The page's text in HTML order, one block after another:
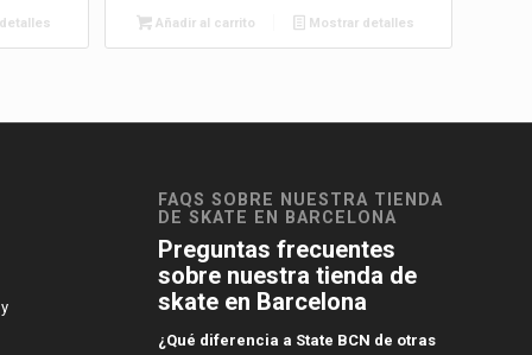
Añadir al carrito Mostrar detalles
FAQS SOBRE NUESTRA TIENDA
DE SKATE EN BARCELONA
Preguntas frecuentes
sobre nuestra tienda de
skate en Barcelona
¿Qué diferencia a State BCN de otras